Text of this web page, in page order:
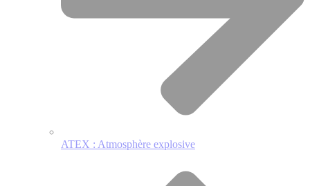
ATEX : Atmosphère explosive